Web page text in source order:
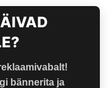
bännerita ja